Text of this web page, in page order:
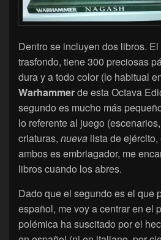
Dentro se incluyen dos libros.
trasfondo, tiene 300 preciosas
dura y a todo color (lo habitual
Warhammerde esta Octava
segundo es mucho más
lo referente al juego
criaturas, nueva lista de
ambos es embriagador, me
libros cuando los abres.
Dado que el segundo es el que
español, me voy a centrar en el
polémica ha suscitado por el